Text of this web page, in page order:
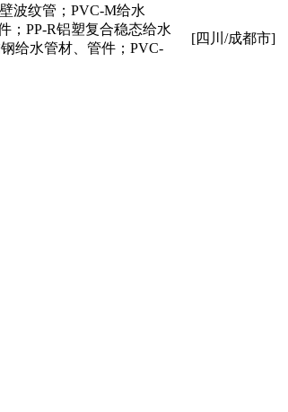
波纹管；PVC-M给水
；PP-R铝塑复合稳态给水
给水管材、管件；PVC-
[四川/成都市]